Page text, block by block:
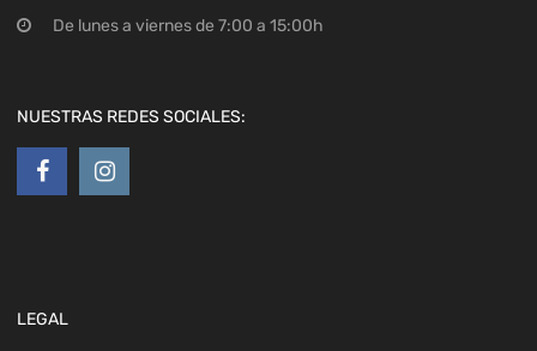
De lunes a viernes de 7:00 a 15:00h
NUESTRAS REDES SOCIALES:
LEGAL